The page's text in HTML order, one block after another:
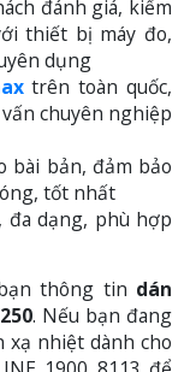
đánh giá, kiểm
thiết bị máy đo,
dụng
trên toàn quốc,
chuyên nghiệp
bài bản, đảm bảo
tốt nhất
dạng, phù hợp
thông tin dán
. Nếu bạn đang
nhiệt dành cho